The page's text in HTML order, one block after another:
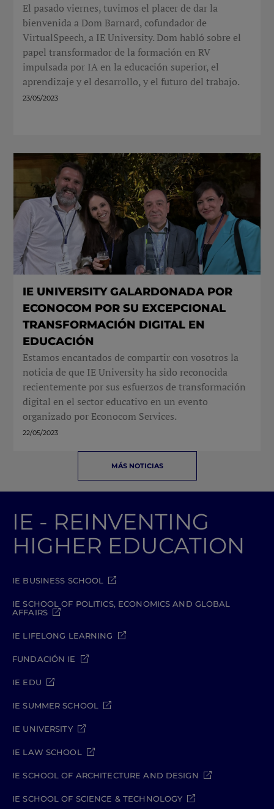
El pasado viernes, tuvimos el placer de dar la
bienvenida a Dom Barnard, cofundador de
VirtualSpeech, a IE University. Dom habló sobre el
papel transformador de la formación en RV
impulsada por IA en la educación superior, el
aprendizaje y el desarrollo, y el futuro del trabajo.
23/05/2023
IE UNIVERSITY GALARDONADA POR
ECONOCOM POR SU EXCEPCIONAL
TRANSFORMACIÓN DIGITAL EN
EDUCACIÓN
Estamos encantados de compartir con vosotros la
noticia de que IE University ha sido reconocida
recientemente por sus esfuerzos de transformación
digital en el sector educativo en un evento
organizado por Econocom Services.
22/05/2023
MÁS NOTICIAS
IE - REINVENTING
HIGHER EDUCATION
IE BUSINESS SCHOOL
IE SCHOOL OF POLITICS, ECONOMICS AND GLOBAL
AFFAIRS
IE LIFELONG LEARNING
FUNDACIÓN IE
IE EDU
IE SUMMER SCHOOL
IE UNIVERSITY
IE LAW SCHOOL
IE SCHOOL OF ARCHITECTURE AND DESIGN
IE SCHOOL OF SCIENCE & TECHNOLOGY